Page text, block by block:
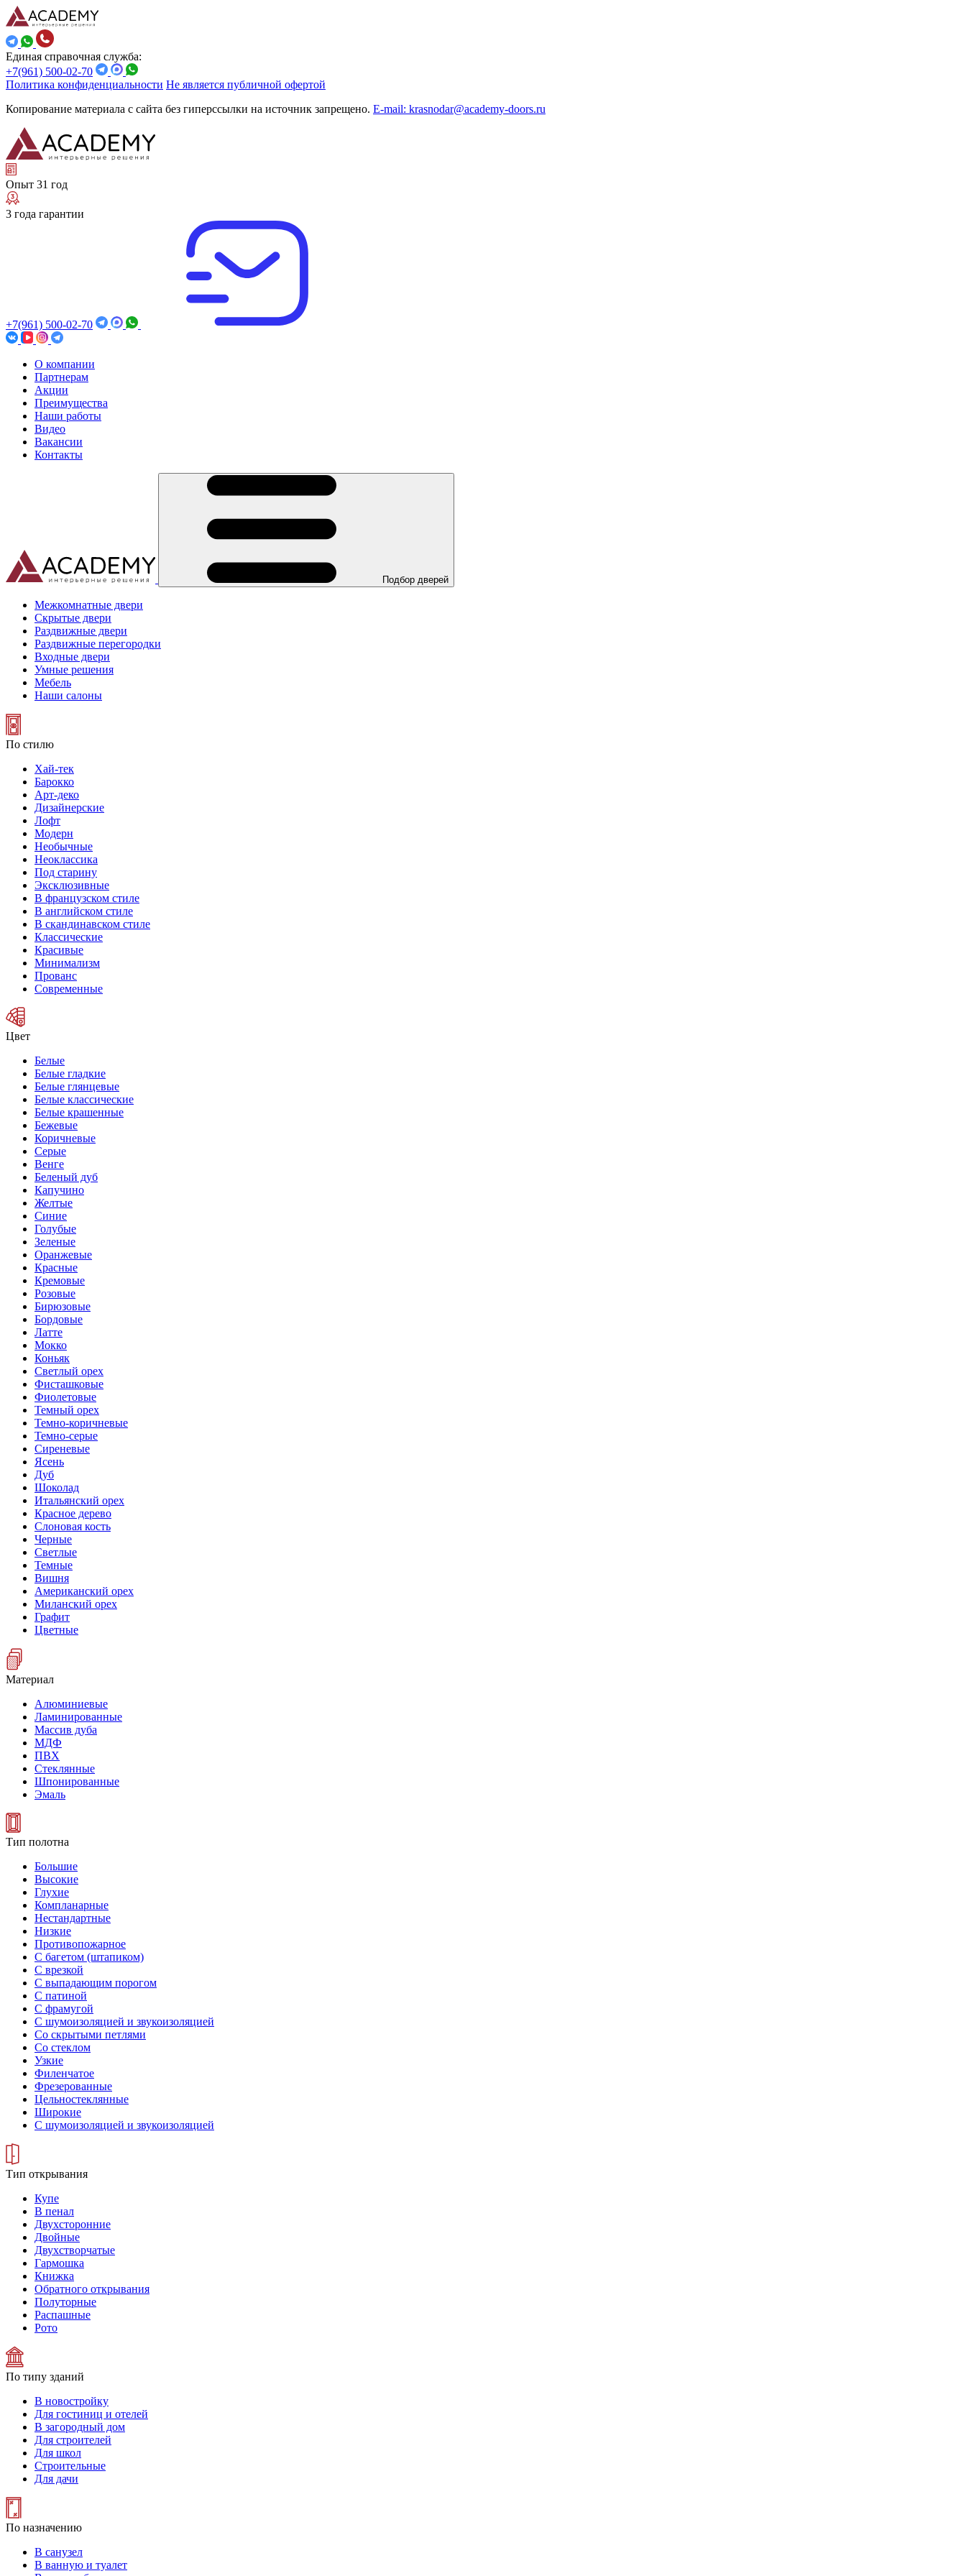
Единая справочная служба:
+7(961) 500-02-70
Политика конфиденциальности Не является публичной офертой
Копирование материала с сайта без гиперссылки на источник запрещено. E-mail: krasnodar@academy-doors.ru
Опыт 31 год
3 года гарантии
+7(961) 500-02-70
О компании
Партнерам
Акции
Преимущества
Наши работы
Видео
Вакансии
Контакты
Подбор дверей
Межкомнатные двери
Скрытые двери
Раздвижные двери
Раздвижные перегородки
Входные двери
Умные решения
Мебель
Наши салоны
По стилю
Хай-тек
Барокко
Арт-деко
Дизайнерские
Лофт
Модерн
Необычные
Неоклассика
Под старину
Эксклюзивные
В французском стиле
В английском стиле
В скандинавском стиле
Классические
Красивые
Минимализм
Прованс
Современные
Цвет
Белые
Белые гладкие
Белые глянцевые
Белые классические
Белые крашенные
Бежевые
Коричневые
Серые
Венге
Беленый дуб
Капучино
Желтые
Синие
Голубые
Зеленые
Оранжевые
Красные
Кремовые
Розовые
Бирюзовые
Бордовые
Латте
Мокко
Коньяк
Светлый орех
Фисташковые
Фиолетовые
Темный орех
Темно-коричневые
Темно-серые
Сиреневые
Ясень
Дуб
Шоколад
Итальянский орех
Красное дерево
Слоновая кость
Черные
Светлые
Темные
Вишня
Американский орех
Миланский орех
Графит
Цветные
Материал
Алюминиевые
Ламинированные
Массив дуба
МДФ
ПВХ
Стеклянные
Шпонированные
Эмаль
Тип полотна
Большие
Высокие
Глухие
Компланарные
Нестандартные
Низкие
Противопожарное
С багетом (штапиком)
С врезкой
С выпадающим порогом
С патиной
С фрамугой
С шумоизоляцией и звукоизоляцией
Со скрытыми петлями
Со стеклом
Узкие
Филенчатое
Фрезерованные
Цельностеклянные
Широкие
С шумоизоляцией и звукоизоляцией
Тип открывания
Купе
В пенал
Двухсторонние
Двойные
Двухстворчатые
Гармошка
Книжка
Обратного открывания
Полуторные
Распашные
Рото
По типу зданий
В новостройку
Для гостиниц и отелей
В загородный дом
Для строителей
Для школ
Строительные
Для дачи
По назначению
В санузел
В ванную и туалет